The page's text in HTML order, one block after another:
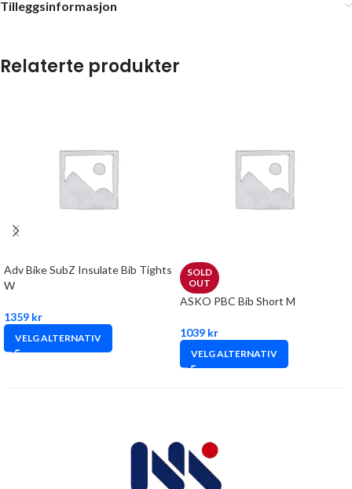
Tilleggsinformasjon
Relaterte produkter
Adv Bike SubZ Insulate Bib Tights
W
1359 kr
VELG ALTERNATIV
SOLD
OUT
ASKO PBC Bib Short M
1039 kr
VELG ALTERNATIV